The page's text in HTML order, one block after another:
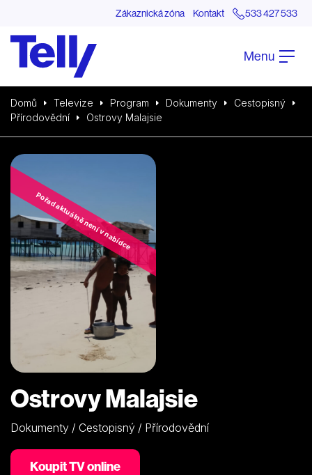
Zákaznická zóna Kontakt 533 427 533
Menu
Domů Televize Program Dokumenty
Cestopisný
Přírodovědní
Ostrovy Malajsie
Pořad aktuálně není v nabídce
Ostrovy Malajsie
Dokumenty / Cestopisný / Přírodovědní
Koupit TV online